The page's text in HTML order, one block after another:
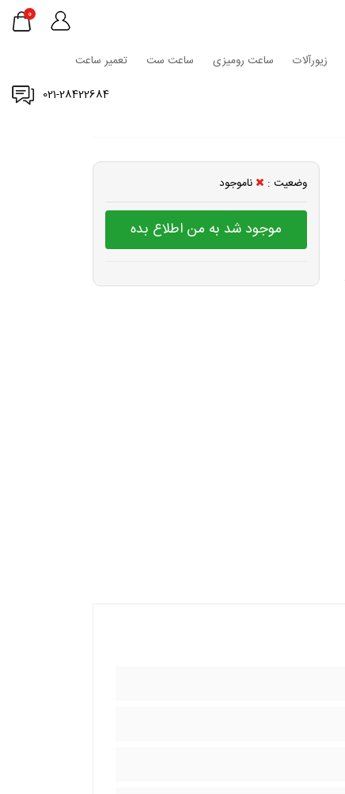
0
زیورآلات ساعت رومیزی ساعت ست
تعمیر ساعت
021-28422684
وضعیت : ناموجود
موجود شد به من اطلاع بده